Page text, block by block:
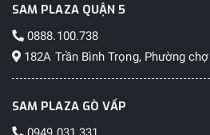
SAM PLAZA QUẬN 5
0888.100.738
182A Trần Bình Trọng, Phường chợ
SAM PLAZA GÒ VẤP